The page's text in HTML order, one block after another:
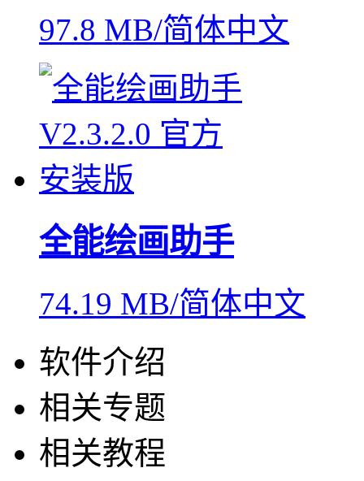
97.8 MB/简体中文
全能绘画助手
74.19 MB/简体中文
软件介绍
相关专题
相关教程